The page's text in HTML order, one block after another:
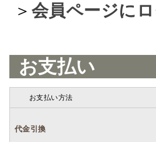
＞ 会員ページに
お支払い
お支払い方法
代金引換